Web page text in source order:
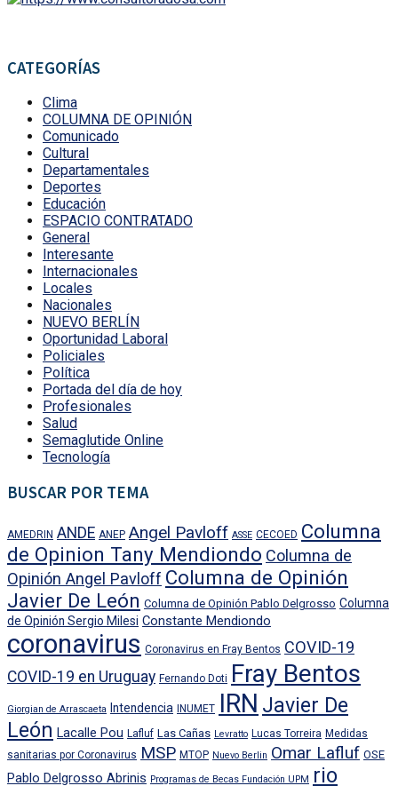
CATEGORÍAS
Clima
COLUMNA DE OPINIÓN
Comunicado
Cultural
Departamentales
Deportes
Educación
ESPACIO CONTRATADO
General
Interesante
Internacionales
Locales
Nacionales
NUEVO BERLÍN
Oportunidad Laboral
Policiales
Política
Portada del día de hoy
Profesionales
Salud
Semaglutide Online
Tecnología
BUSCAR POR TEMA
AMEDRIN ANDE ANEP Angel Pavloff ASSE CECOED Columna
de Opinion Tany Mendiondo Columna de
Opinión Angel Pavloff Columna de Opinión
Javier De León Columna de Opinión Pablo Delgrosso Columna
de Opinión Sergio Milesi Constante Mendiondo
coronavirus Coronavirus en Fray Bentos COVID-19
COVID-19 en Uruguay Fernando Doti Fray Bentos
Giorgian de Arrascaeta Intendencia INUMET IRN Javier De
León Lacalle Pou Lafluf Las Cañas Levratto Lucas Torreira Medidas
sanitarias por Coronavirus MSP MTOP Nuevo Berlin Omar Lafluf OSE
Pablo Delgrosso Abrinis Programas de Becas Fundación UPM rio